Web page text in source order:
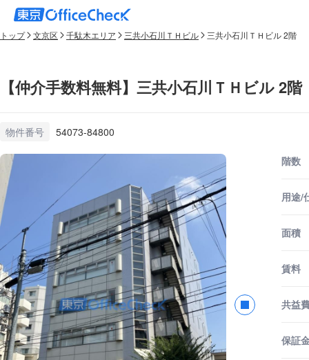
トップ 文京区 千駄木エリア 三共小石川ＴＨビル 三共小石川ＴＨビル 2階
【仲介手数料無料】三共小石川ＴＨビル 2階
物件番号 54073-84800
階数
用途/
面積
賃料
共益
保証